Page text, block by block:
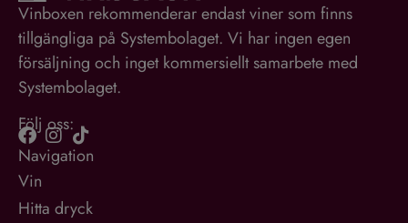
Vinboxen rekommenderar endast viner som finns
tillgängliga på Systembolaget. Vi har ingen egen
försäljning och inget kommersiellt samarbete med
Systembolaget.
Följ oss:
Navigation
Vin
Hitta dryck